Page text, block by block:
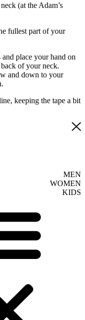
(at the Adam’s
fullest part of your
place your hand on
of your neck.
and down to your
keeping the tape a bit
MEN
WOMEN
KIDS